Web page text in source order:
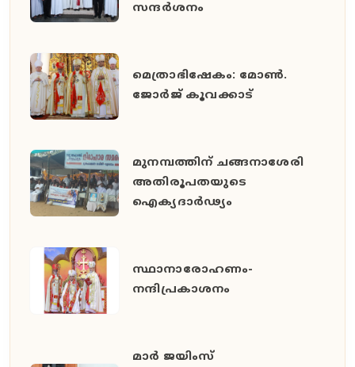
സന്ദർശനം
മെത്രാഭിഷേകം: മോൺ.
ജോർജ് കൂവക്കാട്
മുനമ്പത്തിന് ചങ്ങനാശേരി
അതിരൂപതയുടെ
ഐക്യദാർഢ്യം
സ്ഥാനാരോഹണം-
നന്ദിപ്രകാശനം
മാർ ജയിംസ്